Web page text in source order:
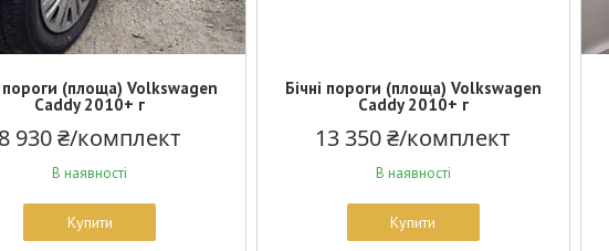
пороги (площа) Volkswagen
Caddy 2010+ г
930 ₴/комплект
В наявності
Купити
Бічні пороги (площа) Volkswagen
Caddy 2010+ г
13 350 ₴/комплект
В наявності
Купити